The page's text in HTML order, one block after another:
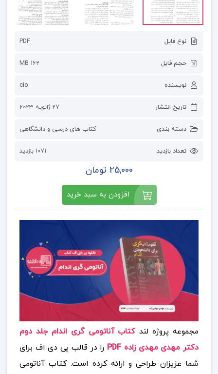
نوع فایل PDF
حجم فایل 162 MB
نویسنده cio
تاریخ انتشار 27 ژانویه 2023
دسته بندی کتاب های درسی و دانشگاهی
تعداد بازدید 1071 بازدید
25,000 تومان
افزودن به سبد خرید
مجموعه پروژه لندکتاب آناتومی گری اندام جلد دوم
دکتر مهدی مهدی زاده PDF
را در قالب پی دی اف برای
شما عزیزان طراحی و ارائه کرده است. کتاب آناتومی